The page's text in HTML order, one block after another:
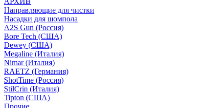
Направляющие для чистки
Насадки для шомпола
A2S Gun (Россия)
Bore Tech (США)
Dewey (США)
Megaline (Италия)
Nimar (Италия)
RAETZ (Германия)
ShotTime (Россия)
StilCrin (Италия)
Tipton (США)
Прочие